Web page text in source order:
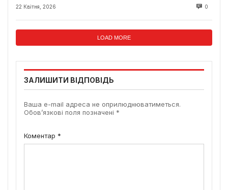
22 Квітня, 2026 0
LOAD MORE
ЗАЛИШИТИ ВІДПОВІДЬ
Ваша e-mail адреса не оприлюднюватиметься.
Обов’язкові поля позначені *
Коментар *